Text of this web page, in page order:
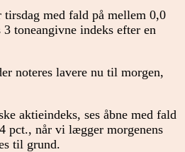
med fald på mellem 0,0
toneangivne indeks efter en
noteres lavere nu til morgen,
aktieindeks, ses åbne med fald
pct., når vi lægger morgenens
til grund.